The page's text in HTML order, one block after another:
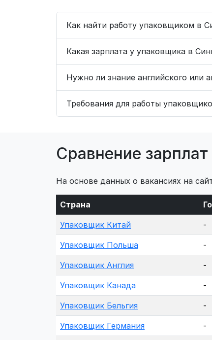
Как найти работу упаковщиком в
Какая зарплата у упаковщика в
Нужно ли знание английского или
Требования для работы
Сравнение
На основе данных о вакансиях на
Страна
Упаковщик Китай -
Упаковщик Польша -
Упаковщик Англия -
Упаковщик Канада -
Упаковщик Бельгия -
Упаковщик Германия -